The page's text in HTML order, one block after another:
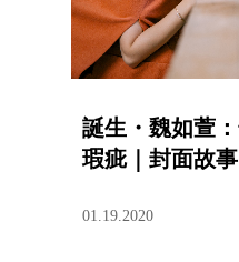
誕生・魏如萱
瑕疵｜封面故
01.19.2020